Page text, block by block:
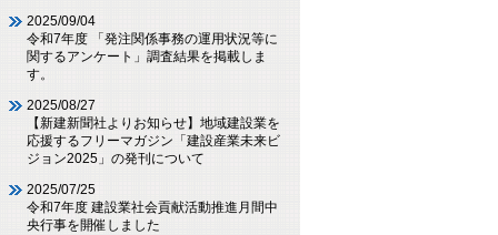
2025/09/04
令和7年度 「発注関係事務の運用状況等に
関するアンケート」調査結果を掲載しま
す。
2025/08/27
【新建新聞社よりお知らせ】地域建設業を
応援するフリーマガジン「建設産業未来ビ
ジョン2025」の発刊について
2025/07/25
令和7年度 建設業社会貢献活動推進月間中
央行事を開催しました